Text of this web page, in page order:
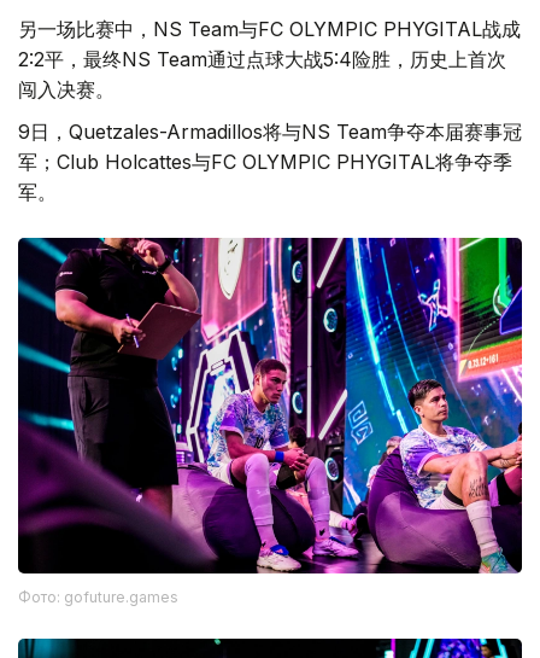
另一场比赛中，NS Team与FC OLYMPIC PHYGITAL战成
2:2平，最终NS Team通过点球大战5:4险胜，历史上首次
闯入决赛。
9日，Quetzales-Armadillos将与NS Team争夺本届赛事冠
军；Club Holcattes与FC OLYMPIC PHYGITAL将争夺季
军。
Фото: gofuture.games